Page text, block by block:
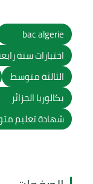
bac algerie
اختبارات سنة
الثالثة متوسط
بكالوريا الجزائر
شهادة تعليم